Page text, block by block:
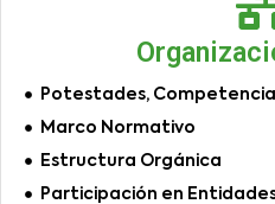
Potestades,
Marco Normativo
Estructura Orgánica
Participación en